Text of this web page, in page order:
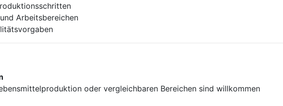
Arbeitsbereichen
oder vergleichbaren Bereichen sind willkommen